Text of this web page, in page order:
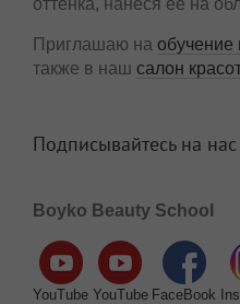
Приглашаю на обучение
также в наш салон
Подписывайтесь на
Boyko Beauty School
YouTube YouTube FaceBook